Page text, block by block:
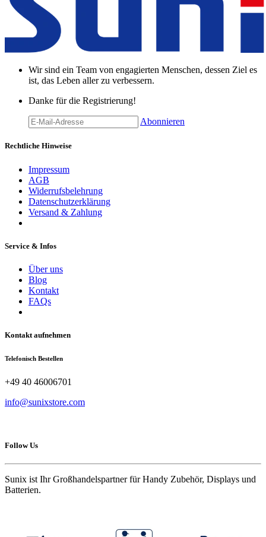
Wir sind ein Team von engagierten Menschen, dessen Ziel es
ist, das Leben aller zu verbessern.
Danke für die Registrierung!
Abonnieren
Rechtliche Hinweise
Impressum
AGB
Widerrufsbelehrung
Datenschutzerklärung
Versand & Zahlung
Service & Infos
Über uns
Blog
Kontakt
FAQs
Kontakt aufnehmen
Telefonisch Bestellen
+49 40 46006701
info@sunixstore.com
Follow Us
Sunix ist Ihr Großhandelspartner für Handy Zubehör, Displays und
Batterien.